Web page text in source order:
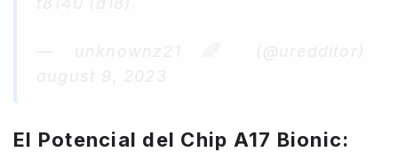
El Potencial del Chip A17 Bionic: